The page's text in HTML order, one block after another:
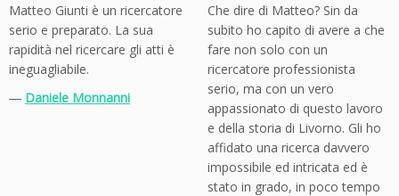
Matteo Giunti è un ricercatore
serio e preparato. La sua
rapidità nel ricercare gli atti è
ineguagliabile.
― Daniele Monnanni
Che dire di Matteo? Sin da
subito ho capito di avere a che
fare non solo con un
ricercatore professionista
serio, ma con un vero
appassionato di questo lavoro
e della storia di Livorno. Gli ho
affidato una ricerca davvero
impossibile ed intricata ed è
stato in grado, in poco tempo